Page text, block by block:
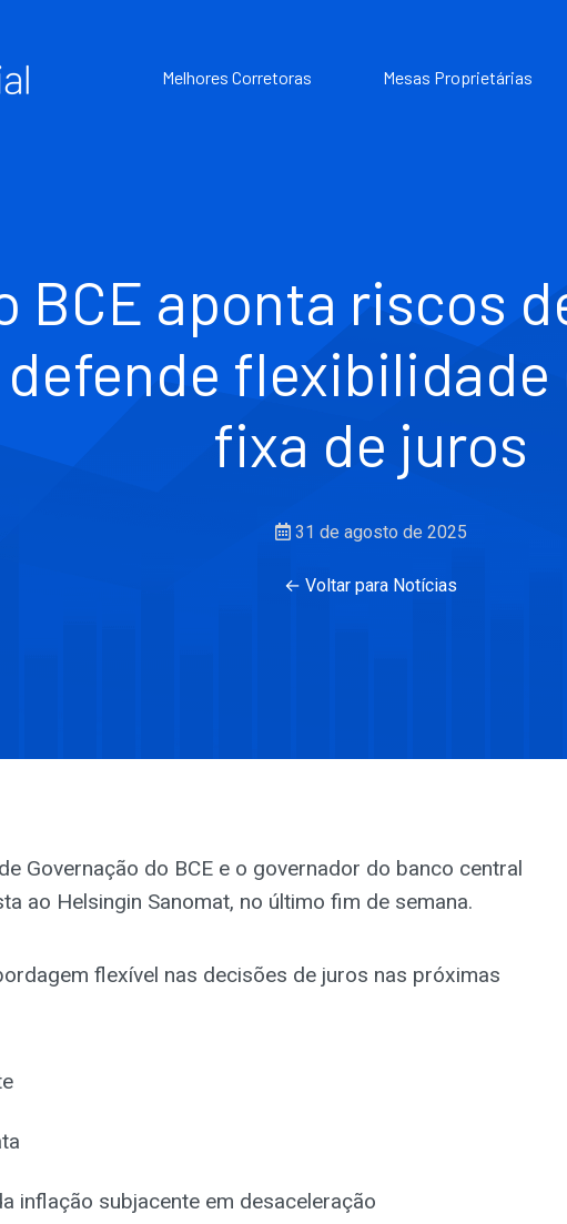
Melhores Corretoras Mesas Proprietárias
BCE aponta riscos
fixa de juros
31 de agosto de 2025
← Voltar para Notícias
Governação do BCE e o governador do banco central
ao Helsingin Sanomat, no último fim de semana.
flexível nas decisões de juros nas próximas
inflação subjacente em desaceleração